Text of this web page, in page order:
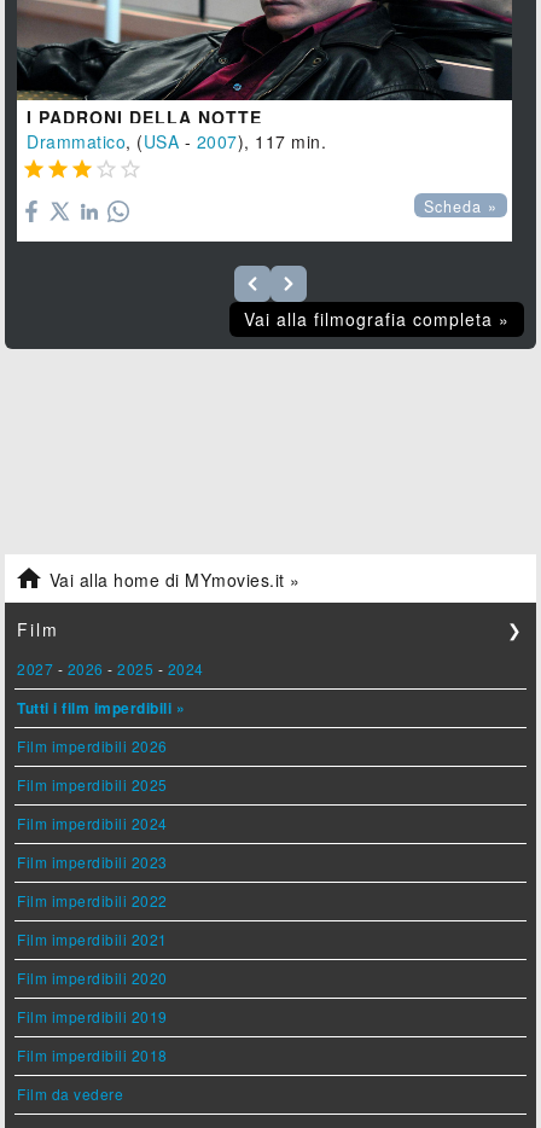
I PADRONI DELLA NOTTE
Drammatico, (USA - 2007), 117 min.
    
Scheda »
Vai alla filmografia completa »
 Vai alla home di MYmovies.it »
Film ❯
2027 - 2026 -2025 - 2024
Tutti i film imperdibili »
Film imperdibili 2026
Film imperdibili 2025
Film imperdibili 2024
Film imperdibili 2023
Film imperdibili 2022
Film imperdibili 2021
Film imperdibili 2020
Film imperdibili 2019
Film imperdibili 2018
Film da vedere